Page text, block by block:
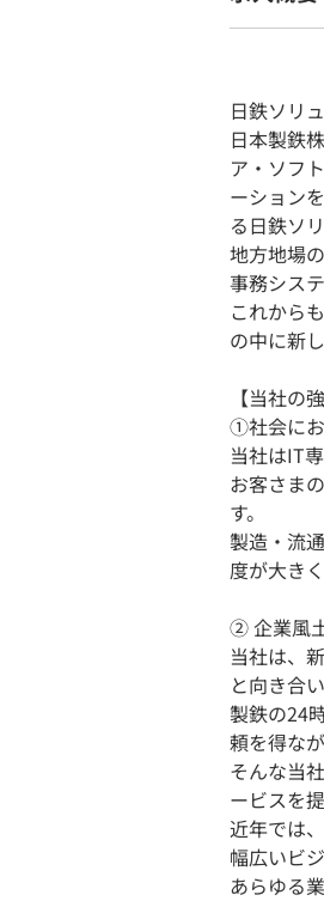
日鉄ソリ
日本製鉄
ア・ソフ
ーション
る日鉄ソ
地方地場
事務シス
これから
の中に新
【当社の
①社会に
当社はIT
お客さま
す。
製造・流
度が大き
② 企業風
当社は、
と向き合
製鉄の24
頼を得な
そんな当
ービスを
近年では
幅広いビ
あらゆる